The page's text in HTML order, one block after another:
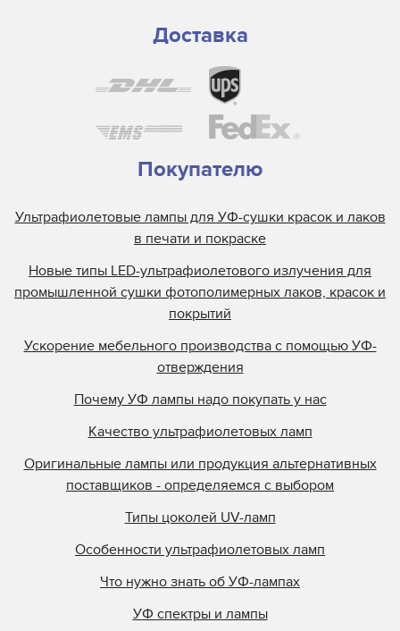
Специальные лампы для бытовых приборов
Медицинские лампы
Стоматологические лампы
Студийные лампы для сферы развлечений
Узкоспециализированные
Доставка
Покупателю
Ультрафиолетовые лампы для УФ-сушки красок и лаков
в печати и покраске
Новые типы LED-ультрафиолетового излучения для
промышленной сушки фотополимерных лаков, красок и
покрытий
Ускорение мебельного производства с помощью УФ-
отверждения
Почему УФ лампы надо покупать у нас
Качество ультрафиолетовых ламп
Оригинальные лампы или продукция альтернативных
поставщиков - определяемся с выбором
Типы цоколей UV-ламп
Особенности ультрафиолетовых ламп
Что нужно знать об УФ-лампах
УФ спектры и лампы